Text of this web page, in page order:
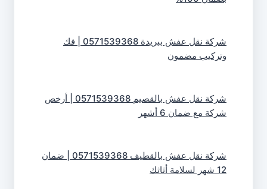
شركة نقل عفش ببريدة 0571539368 | فك
وتركيب مضمون
شركة نقل عفش بالقصيم 0571539368 | أرخص
شركة مع ضمان 6 أشهر
شركة نقل عفش بالقطيف 0571539368 | ضمان
12 شهر لسلامة أثاثك